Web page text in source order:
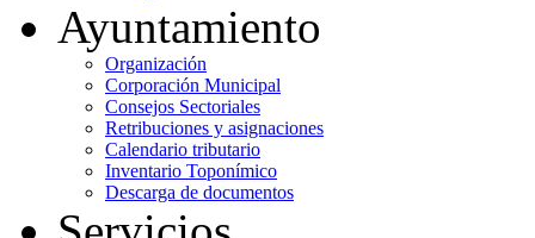
Ayuntamiento
Organización
Corporación Municipal
Consejos Sectoriales
Retribuciones y asignaciones
Calendario tributario
Inventario Toponímico
Descarga de documentos